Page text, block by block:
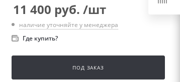
11 400 руб. /шт
наличие уточняйте у менеджера
Где купить?
ПОД ЗАКАЗ